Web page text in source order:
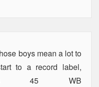
boys mean a lot to
to a record label,
45 WB